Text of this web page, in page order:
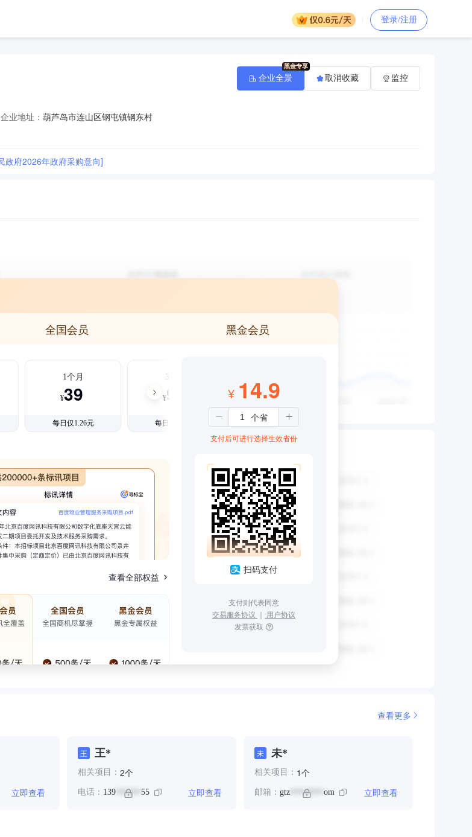
登录/注册
企业地址： 葫芦岛市连山区钢屯镇钢东村
政府2026年政府采购意向]
企业全景 取消收藏 监控
全国会员 黑金会员
1个月
¥39
每日仅1.26元
3个月
¥99
每日仅1.08元
查看全部权益
¥ 14.9
支付后可进行选择生效省份
扫码支付
支付则代表同意
交易服务协议 ｜ 用户协议
发票获取
查看更多
立即查看
王 王*
相关项目： 2个
电话： 139 ****** 55 立即查看
未 未*
相关项目： 1个
邮箱： gtz******** om 立即查看